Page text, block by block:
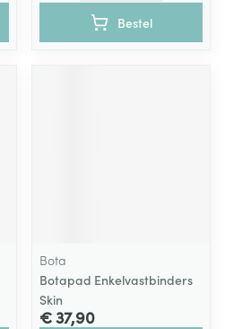
Bestel
Bota
Botapad Enkelvastbinders
Skin
€ 37,90